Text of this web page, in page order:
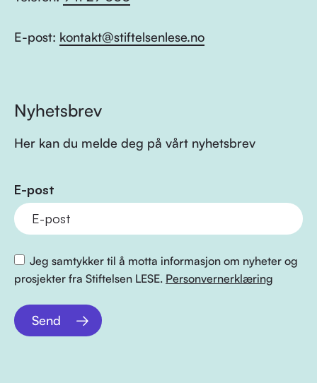
E-post: kontakt@stiftelsenlese.no
Nyhetsbrev
Her kan du melde deg på vårt nyhetsbrev
E-post
Jeg samtykker til å motta informasjon om nyheter og
prosjekter fra Stiftelsen LESE. Personvernerklæring
Send